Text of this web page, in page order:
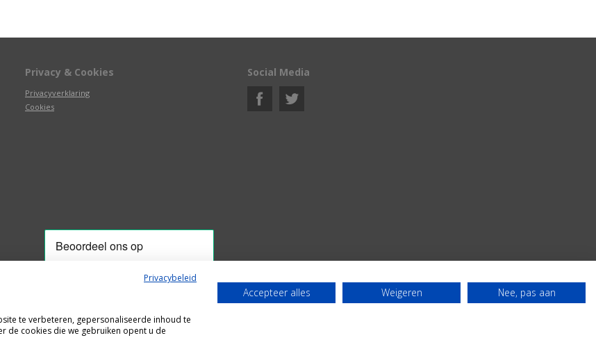
Privacy & Cookies
Privacyverklaring
Cookies
Social Media
Webshop doorFastware
Privacybeleid
te verbeteren, gepersonaliseerde inhoud te
de cookies die we gebruiken opent u de
Accepteer alles Weigeren Nee, pas aan